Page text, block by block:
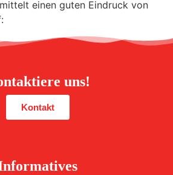
einen guten Eindruck von
uns!
Kontakt